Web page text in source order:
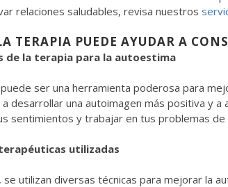
relaciones saludables, revisa nuestros
TERAPIA PUEDE AYUDAR A
de la terapia para la autoestima
ser una herramienta poderosa para
desarrollar una autoimagen más positiva y
sentimientos y trabajar en tus problemas de
utilizadas
se utilizan diversas técnicas para mejorar la